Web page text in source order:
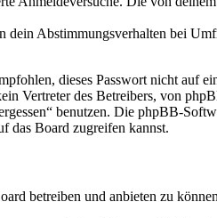
Abstimmungsverhalten bei
dieses Passwort nicht auf
Vertreter des Betreibers, von
benutzen. Die phpBB-
das Board zugreifen kannst.
betreiben und anbieten zu